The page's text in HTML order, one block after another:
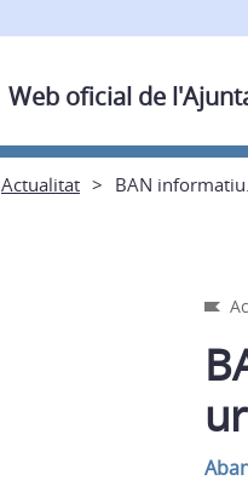
Web oficial de
Actualitat BAN